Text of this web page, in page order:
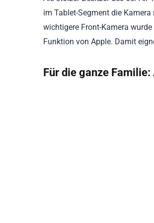
im Tablet-Segment die
wichtigere Front-Kamera
Funktion von Apple. Damit
Für die ganze Familie: